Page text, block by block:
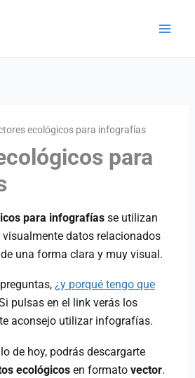
ecológicos para infografías
para
para infografías se utilizan
datos relacionados
una forma clara y muy visual.
¿y porqué tengo que
pulsas en el link verás los
aconsejo utilizar infografías.
de hoy, podrás descargarte
ecológicos en formatovector.